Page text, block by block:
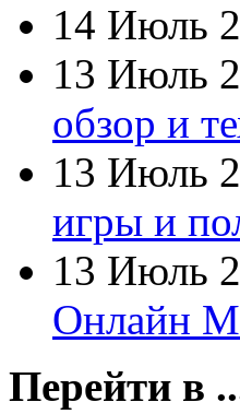
Firtech
Flyper
Foxconn
Fujitsu
G-cube
Gelezka
Gembird
Gemix
14 Июль
13 Июль
обзор и
13 Июль
игры и
13 Июль
Онлайн
Перейти в